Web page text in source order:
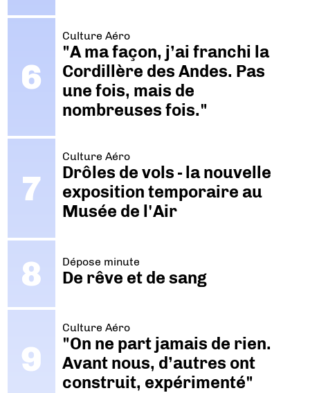
Culture Aéro
"A ma façon, j’ai franchi la
Cordillère des Andes. Pas
une fois, mais de
nombreuses fois."
Culture Aéro
Drôles de vols - la nouvelle
exposition temporaire au
Musée de l'Air
Dépose minute
De rêve et de sang
Culture Aéro
"On ne part jamais de rien.
Avant nous, d’autres ont
construit, expérimenté"